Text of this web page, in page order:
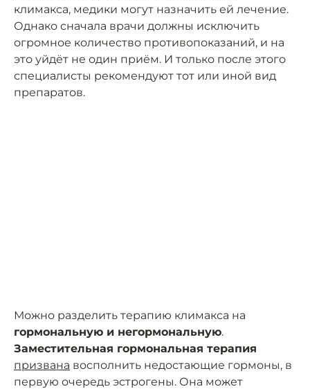
климакса, медики могут назначить ей лечение.
Однако сначала врачи должны исключить
огромное количество противопоказаний, и на
это уйдёт не один приём. И только после этого
специалисты рекомендуют тот или иной вид
препаратов.
Можно разделить терапию климакса на
гормональную и негормональную.
Заместительная гормональная терапия
призвана восполнить недостающие гормоны, в
первую очередь эстрогены. Она может